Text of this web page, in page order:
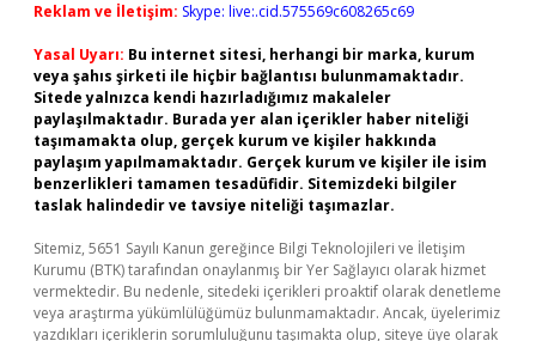
Reklam ve İletişim: Skype: live:.cid.575569c608265c69
Yasal Uyarı: Bu internet sitesi, herhangi bir marka, kurum
veya şahıs şirketi ile hiçbir bağlantısı bulunmamaktadır.
Sitede yalnızca kendi hazırladığımız makaleler
paylaşılmaktadır. Burada yer alan içerikler haber niteliği
taşımamakta olup, gerçek kurum ve kişiler hakkında
paylaşım yapılmamaktadır. Gerçek kurum ve kişiler ile isim
benzerlikleri tamamen tesadüfidir. Sitemizdeki bilgiler
taslak halindedir ve tavsiye niteliği taşımazlar.
Sitemiz, 5651 Sayılı Kanun gereğince Bilgi Teknolojileri ve İletişim
Kurumu (BTK) tarafından onaylanmış bir Yer Sağlayıcı olarak hizmet
vermektedir. Bu nedenle, sitedeki içerikleri proaktif olarak denetleme
veya araştırma yükümlülüğümüz bulunmamaktadır. Ancak, üyelerimiz
yazdıkları içeriklerin sorumluluğunu taşımakta olup, siteye üye olarak